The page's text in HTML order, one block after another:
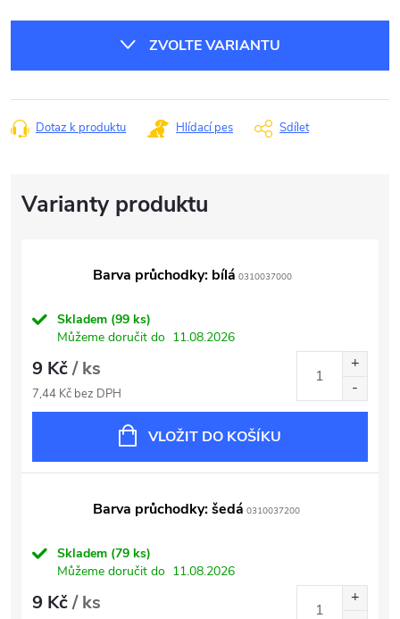
ZVOLTE VARIANTU
Dotaz k produktu Hlídací pes Sdílet
Barva průchodky: bílá 0310037000
Skladem (99 ks)
Můžeme doručit do 11.08.2026
9 Kč/ ks
7,44 Kč bez DPH
VLOŽIT DO KOŠÍKU
Barva průchodky: šedá 0310037200
Skladem (79 ks)
Můžeme doručit do 11.08.2026
9 Kč/ ks